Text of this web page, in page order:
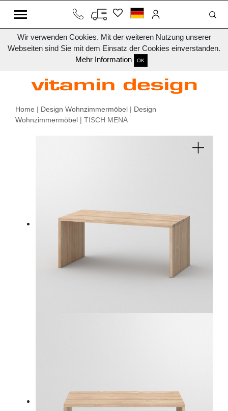
Wir verwenden Cookies. Mit der weiteren Nutzung unserer
Webseiten sind Sie mit dem Einsatz der Cookies einverstanden.
Mehr Information
OK
Home | Design Wohnzimmermöbel | Design
Wohnzimmermöbel | TISCH MENA